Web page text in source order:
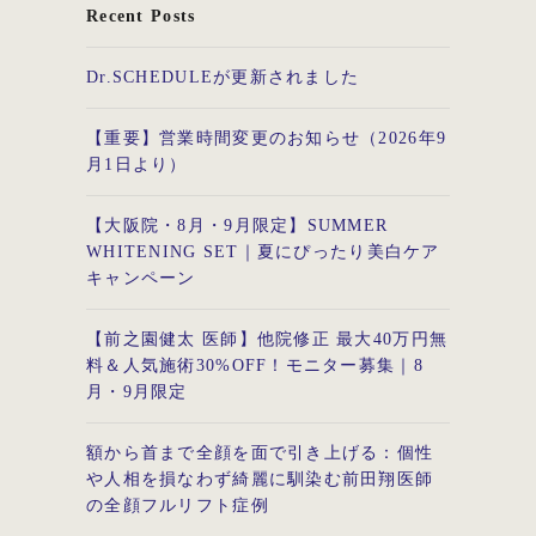
Recent Posts
Dr.SCHEDULEが更新されました
【重要】営業時間変更のお知らせ（2026年9
月1日より）
【大阪院・8月・9月限定】SUMMER
WHITENING SET｜夏にぴったり美白ケア
キャンペーン
【前之園健太 医師】他院修正 最大40万円無
料＆人気施術30%OFF！モニター募集｜8
月・9月限定
額から首まで全顔を面で引き上げる：個性
や人相を損なわず綺麗に馴染む前田翔医師
の全顔フルリフト症例